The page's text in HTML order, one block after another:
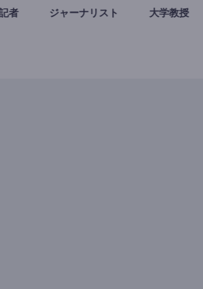
岩永直子
医療記者 志葉玲
ジャーナリスト 金
大